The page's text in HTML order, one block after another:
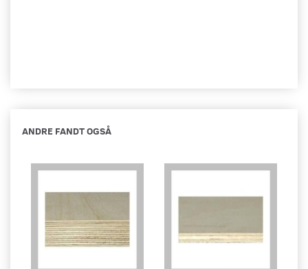
ANDRE FANDT OGSÅ